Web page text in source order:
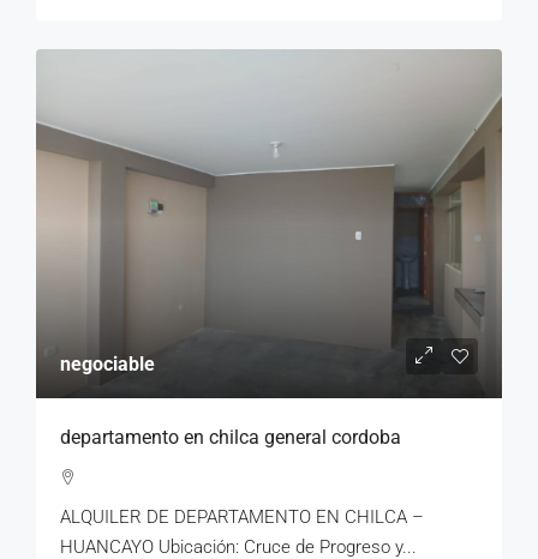
negociable
departamento en chilca general cordoba
ALQUILER DE DEPARTAMENTO EN CHILCA –
HUANCAYO Ubicación: Cruce de Progreso y...